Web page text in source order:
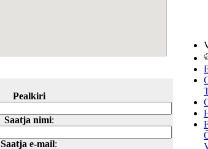
Pealkiri
Saatja nimi:
Saatja e-mail: